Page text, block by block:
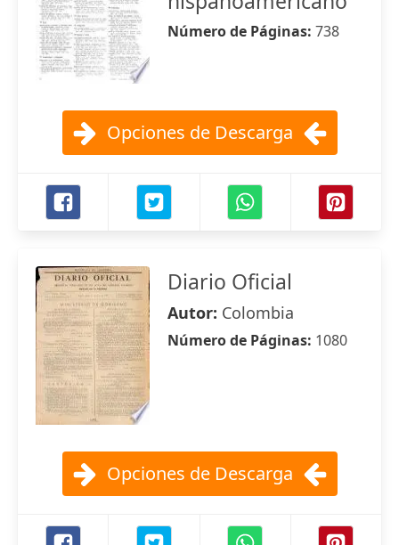
Número de Páginas: 738
Opciones de Descarga
Diario Oficial
Autor: Colombia
Número de Páginas: 1080
Opciones de Descarga